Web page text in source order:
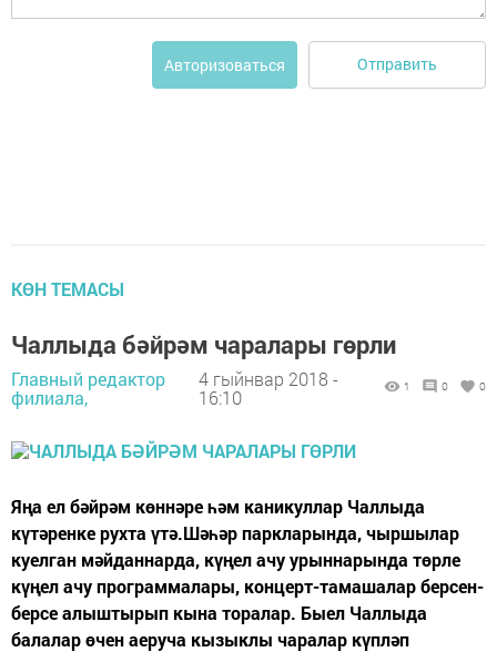
Авторизоваться Отправить
КӨН ТЕМАСЫ
Чаллыда бәйрәм чаралары гөрли
Главный редактор
филиала,
4 гыйнвар 2018 -
16:10
1 0 0
Яңа ел бәйрәм көннәре һәм каникуллар Чаллыда
күтәренке рухта үтә.Шәһәр паркларында, чыршылар
куелган мәйданнарда, күңел ачу урыннарында төрле
күңел ачу программалары, концерт-тамашалар берсен-
берсе алыштырып кына торалар. Быел Чаллыда
балалар өчен аеруча кызыклы чаралар күпләп